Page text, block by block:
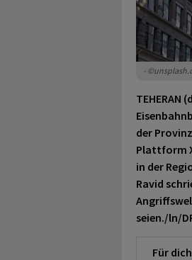
-
TEHERAN
der
Plattform
in der
Ravid
seien./ln/
Für